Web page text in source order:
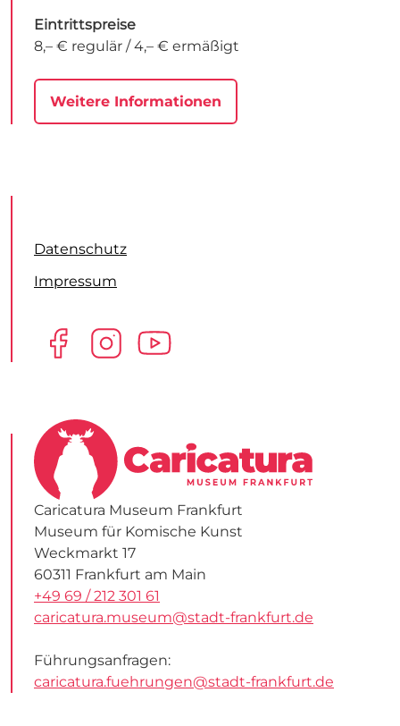
Eintrittspreise
8,– € regulär / 4,– € ermäßigt
Weitere Informationen
Datenschutz
Impressum
Caricatura Museum Frankfurt
Museum für Komische Kunst
Weckmarkt 17
60311 Frankfurt am Main
+49 69 / 212 301 61
caricatura.museum@stadt-frankfurt.de
Führungsanfragen:
caricatura.fuehrungen@stadt-frankfurt.de